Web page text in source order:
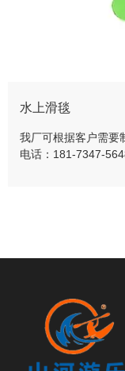
水上滑毯
我厂可根据客户需要
电话：181-7347-